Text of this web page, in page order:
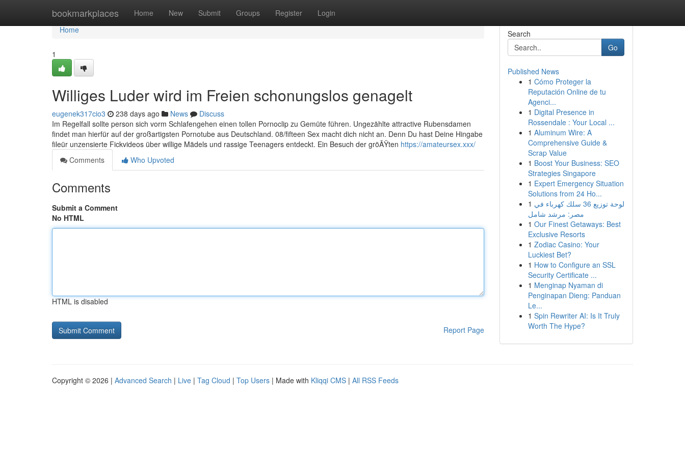
bookmarkplaces Home New Submit Groups Register Login
Home
Home
1
Williges Luder wird im Freien schonungslos genagelt
eugenek317cio3 238 days ago News
Discuss
Im Regelfall sollte person sich vorm Schlafengehen einen tollen Pornoclip zu Gemüte führen. Ungezählte attractive Rubensdamen
findet man hierfür auf der großartigsten Pornotube aus Deutschland. 08/fifteen Sex macht dich nicht an. Denn Du hast Deine Hingabe
fileür unzensierte Fickvideos über willige Mädels und rassige Teenagers entdeckt. Ein Besuch der gröÃŸten https://amateursex.xxx/
Comments
Who Upvoted
Comments
Submit a Comment
No HTML
HTML is disabled
Report Page
Search
Go
Published News
1 Cómo Proteger la
Reputación Online de tu
Agenci...
1 Digital Presence in
Rossendale : Your Local ...
1 Aluminum Wire: A
Comprehensive Guide &
Scrap Value
1 Boost Your Business: SEO
Strategies Singapore
1 Expert Emergency Situation
Solutions from 24 Ho...
1 لوحة توزيع 36 سلك كهرباء في
مصر: مرشد شامل
1 Our Finest Getaways: Best
Exclusive Resorts
1 Zodiac Casino: Your
Luckiest Bet?
1 How to Configure an SSL
Security Certificate ...
1 Menginap Nyaman di
Penginapan Dieng: Panduan
Le...
1 Spin Rewriter AI: Is It Truly
Worth The Hype?
Copyright © 2026 | Advanced Search | Live | Tag Cloud | Top Users | Made with Kliqqi CMS | All RSS Feeds